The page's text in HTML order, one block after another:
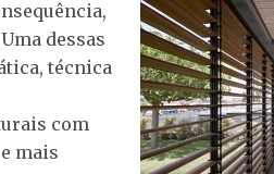
dessas
técnica
com
mais